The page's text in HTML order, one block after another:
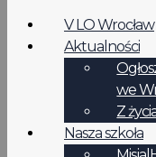
Szkoła
V LO Wrocław
Aktualności
we
Z
Nasza szkoła